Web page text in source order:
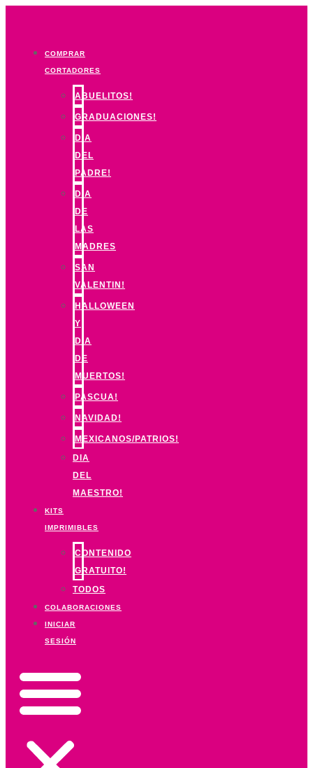
COMPRAR
CORTADORES
ABUELITOS!
GRADUACIONES!
DIA
DEL
PADRE!
DIA
DE
LAS
MADRES
SAN
VALENTIN!
HALLOWEEN
Y
DIA
DE
MUERTOS!
PASCUA!
NAVIDAD!
MEXICANOS/PATRIOS!
DIA
DEL
MAESTRO!
KITS
IMPRIMIBLES
CONTENIDO
GRATUITO!
TODOS
COLABORACIONES
INICIAR
SESIÓN